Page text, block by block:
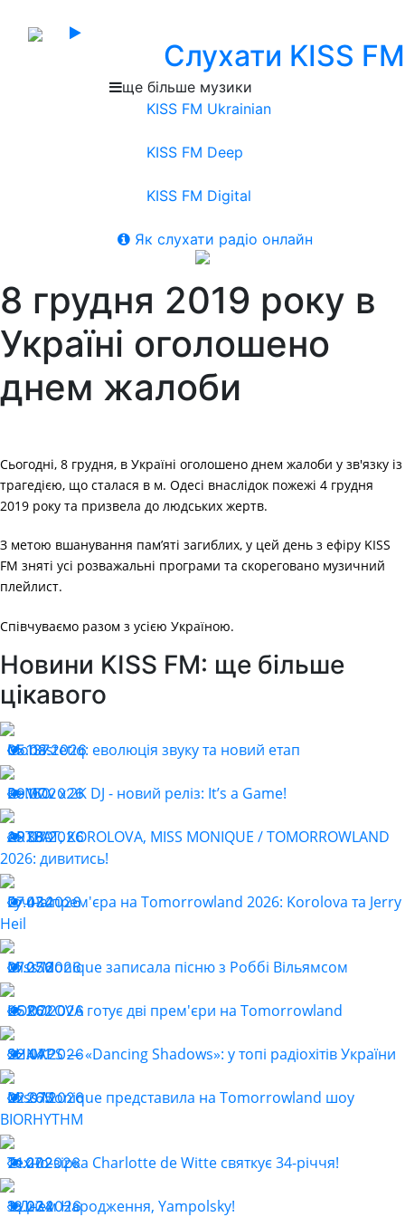
Слухати KISS FM
ще більше музики
KISS FM Ukrainian
KISS FM Deep
KISS FM Digital
Як слухати радіо онлайн
8 грудня 2019 року в
Україні оголошено
днем жалоби
Сьогодні, 8 грудня, в Україні оголошено днем жалоби у зв'язку із
трагедією, що сталася в м. Одесі внаслідок пожежі 4 грудня
2019 року та призвела до людських жертв.
З метою вшанування пам’яті загиблих, у цей день з ефіру KISS
FM зняті усі розважальні програми та скореговано музичний
плейлист.
Співчуваємо разом з усією Україною.
Новини KISS FM: ще більше
цікавого
05.08.2026
137
Monastetiq: еволюція звуку та новий етап
29.07.2026
160
ReMOv x 2K DJ - новий реліз: It’s a Game!
29.07.2026
380
ARTBAT, KOROLOVA, MISS MONIQUE / TOMORROWLAND
2026: дивитись!
27.07.2026
434
Гучна прем'єра на Tomorrowland 2026: Korolova та Jerry
Heil
27.07.2026
256
Miss Monique записала пісню з Роббі Вільямсом
25.07.2026
262
KOROLOVA готує дві прем'єри на Tomorrowland
22.07.2026
441
SHNAPS — «Dancing Shadows»: у топі радіохітів України
22.07.2026
265
Miss Monique представила на Tomorrowland шоу
BIORHYTHM
21.07.2026
202
Техно-зірка Charlotte de Witte святкує 34-річчя!
18.07.2026
234
З Днем Народження, Yampolsky!